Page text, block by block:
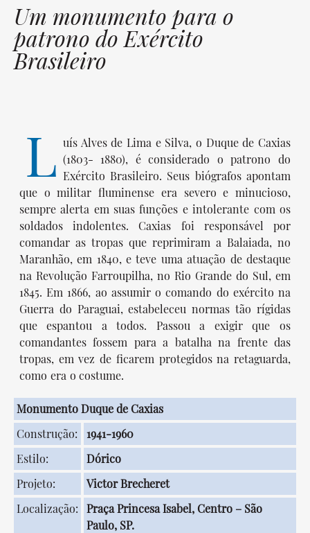
Um monumento para o
patrono do Exército
Brasileiro
L uís Alves de Lima e Silva, o Duque de Caxias
(1803- 1880), é considerado o patrono do
Exército Brasileiro. Seus biógrafos apontam
que o militar fluminense era severo e minucioso,
sempre alerta em suas funções e intolerante com os
soldados indolentes. Caxias foi responsável por
comandar as tropas que reprimiram a Balaiada, no
Maranhão, em 1840, e teve uma atuação de destaque
na Revolução Farroupilha, no Rio Grande do Sul, em
1845. Em 1866, ao assumir o comando do exército na
Guerra do Paraguai, estabeleceu normas tão rígidas
que espantou a todos. Passou a exigir que os
comandantes fossem para a batalha na frente das
tropas, em vez de ficarem protegidos na retaguarda,
como era o costume.
Monumento Duque de Caxias
Construção:
1941-1960
Estilo:
Dórico
Projeto:
Victor Brecheret
Localização:
Praça Princesa Isabel, Centro – São
Paulo, SP.